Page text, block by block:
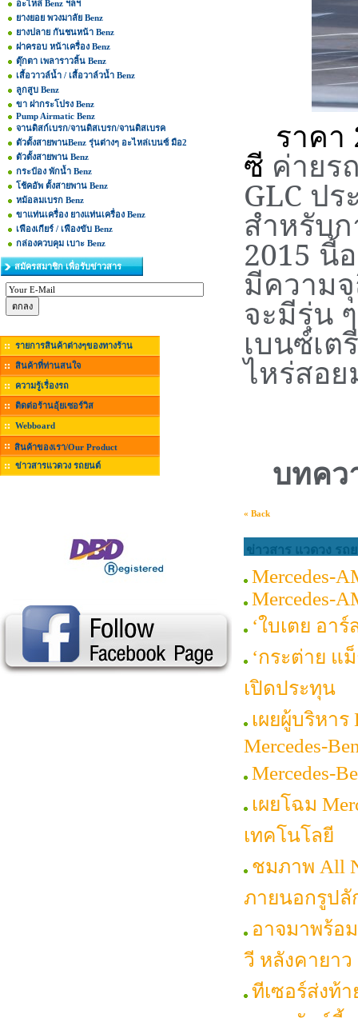
อะไหล่ Benz ฯลฯ
ยางยอย พวงมาลัย Benz
ยางปลาย กันชนหน้า Benz
ฝาครอบ หน้าเครื่อง Benz
ตุ๊กตา เพลาราวลิ้น Benz
เสื้อวาวล์น้ำ / เสื้อวาล์วน้ำ Benz
ลูกสูบ Benz
ขา ฝากระโปรง Benz
Pump Airmatic Benz
จานดิสก์เบรก/จานดิสเบรก/จานดิสเบรค
ตัวตั้งสายพานBenz รุ่นต่างๆ อะไหล่เบนซ์ มือ2
ตัวตั้งสายพาน Benz
กระป๋อง พักน้ำ Benz
โช้คอัพ ตั้งสายพาน Benz
หม้อลมเบรก Benz
ขาแท่นเครื่อง ยางแท่นเครื่อง Benz
เฟืองเกียร์ / เฟืองขับ Benz
กล่องควบคุม เบาะ Benz
สมัครสมาชิก เพื่อรับข่าวสาร
รายการสินค้าต่างๆของทางร้าน
สินค้าที่ท่านสนใจ
ความรู้เรื่องรถ
ติดต่อร้านอุ้ยเซอร์วิส
Webboard
สินค้าของเรา/Our Product
ข่าวสารแวดวง รถยนต์
ราคา
ซี ค่ายร
GLC ปร
สำหรับ
2015 นี้
มีความ
จะมีรุ่น
เบนซ์เต
ไหร่สอย
บทคว
« Back
ข่าวสาร แวดวง รถ
Mercedes-
Mercedes-
‘ใบเตย อา
‘กระต่าย แ
เปิดประทุน
เผยผู้บริหา
Mercedes-
Mercedes-
เผยโฉม
เทคโนโลยี
ชมภาพ All
ภายนอกรูป
อาจมาพร้อม
วี หลังคายา
ทีเซอร์ส่งท้า